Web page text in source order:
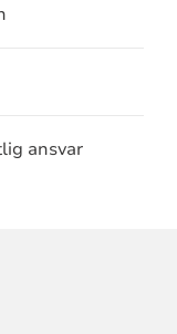
ansvar